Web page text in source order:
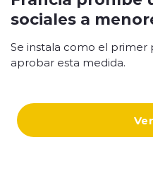
sociales a
Se instala como el primer
aprobar esta medida.